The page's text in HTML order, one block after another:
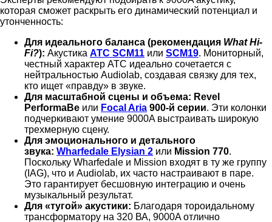
которая сможет раскрыть его динамический потенциал и
утонченность:
Для идеального баланса (рекомендация What Hi-
Fi?): Акустика ATC SCM11 или SCM19. Мониторный,
честный характер ATC идеально сочетается с
нейтральностью Audiolab, создавая связку для тех,
кто ищет «правду» в звуке.
Для масштабной сцены и объема: Revel
PerformaBe или Focal Aria 900-й серии. Эти колонки
подчеркивают умение 9000A выстраивать широкую
трехмерную сцену.
Для эмоционального и детального
звука: Wharfedale Elysian 2 или Mission 770.
Поскольку Wharfedale и Mission входят в ту же группу
(IAG), что и Audiolab, их часто настраивают в паре.
Это гарантирует бесшовную интеграцию и очень
музыкальный результат.
Для «тугой» акустики: Благодаря тороидальному
трансформатору на 320 ВА, 9000A отлично